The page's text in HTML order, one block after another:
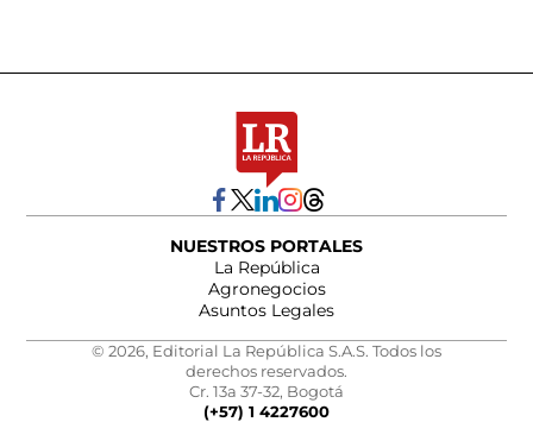
NUESTROS PORTALES
La República
Agronegocios
Asuntos Legales
© 2026, Editorial La República S.A.S. Todos los
derechos reservados.
Cr. 13a 37-32, Bogotá
(+57) 1 4227600